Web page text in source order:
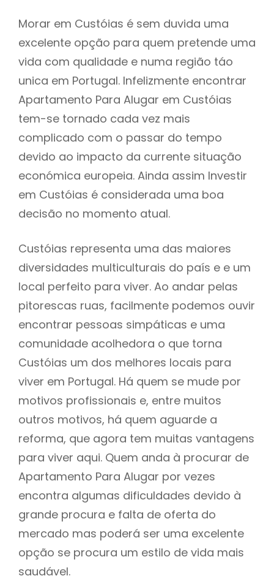
Morar em Custóias é sem duvida uma
excelente opção para quem pretende uma
vida com qualidade e numa região táo
unica em Portugal. Infelizmente encontrar
Apartamento Para Alugar em Custóias
tem-se tornado cada vez mais
complicado com o passar do tempo
devido ao impacto da currente situação
económica europeia. Ainda assim Investir
em Custóias é considerada uma boa
decisão no momento atual.
Custóias representa uma das maiores
diversidades multiculturais do país e e um
local perfeito para viver. Ao andar pelas
pitorescas ruas, facilmente podemos ouvir
encontrar pessoas simpáticas e uma
comunidade acolhedora o que torna
Custóias um dos melhores locais para
viver em Portugal. Há quem se mude por
motivos profissionais e, entre muitos
outros motivos, há quem aguarde a
reforma, que agora tem muitas vantagens
para viver aqui. Quem anda à procurar de
Apartamento Para Alugar por vezes
encontra algumas dificuldades devido à
grande procura e falta de oferta do
mercado mas poderá ser uma excelente
opção se procura um estilo de vida mais
saudável.